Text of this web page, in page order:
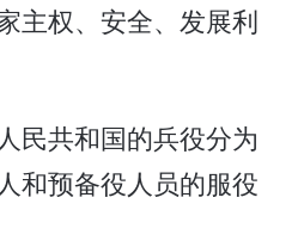
主权、安全、发展利
共和国的兵役分为
和预备役人员的服役